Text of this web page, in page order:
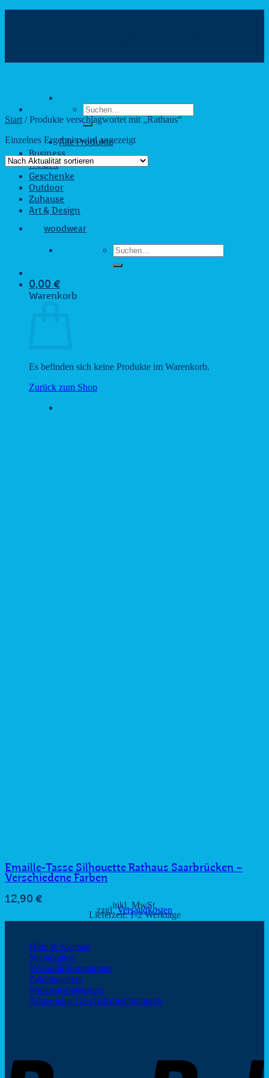
Suchen
nach:
Alle Produkte
Business
Freizeit
Geschenke
Outdoor
Zuhause
Art & Design
woodwear
Suchen
nach:
0,00 €
Warenkorb
Es befinden sich keine Produkte im Warenkorb.
Zurück zum Shop
Start /Produkte verschlagwortet mit „Rathaus“
Einzelnes Ergebnis wird angezeigt
Emaille-Tasse Silhouette Rathaus Saarbrücken –
Verschiedene Farben
12,90 € inkl. MwSt.
zzgl.Versandkosten
Lieferzeit:1-2 Werktage
Hilfe & Kontakt
Neuigkeiten
Versandinformationen
Zahlungsarten
Widerrufsbelehrung
Allgemeine Geschäftsbedingungen